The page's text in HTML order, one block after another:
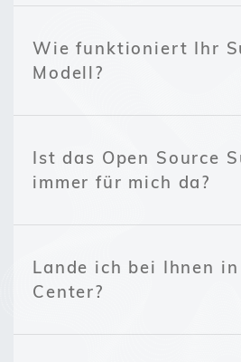
Wie funktioniert Ihr
Modell?
Ist das Open Source
immer für mich da?
Lande ich bei Ihnen
Center?